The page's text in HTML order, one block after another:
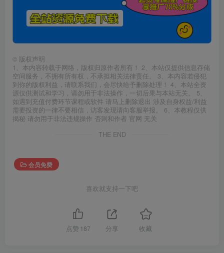
© 版权声明
1、本内容转载于网络，版权归原作者所有！ 2、本站仅提供信息存储
空间服务，不拥有所有权，不承担相关法律责任。 3、本内容若侵犯
到你的版权利益，请联系我们，会尽快给予删除处理！ 4、本站全资
源仅供测试和学习，请勿用于非法操作，一切后果与本站无关。 5、
如遇到充值付费环节课程或软件 请马上删除退出 涉及自身权益/利益
需要投资的一律不要相信，访客发现请向客服举报。 6、本教程仅供
揭秘 请勿用于非法违规操作 否则和作者 官网 无关
THE END
会员免费
喜欢就支持一下吧
点赞 187 分享 收藏